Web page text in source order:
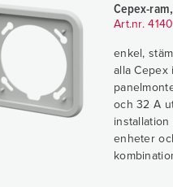
Cepex-
Art.nr.
enkel,
alla Cepex
och 32 A
installation
enheter